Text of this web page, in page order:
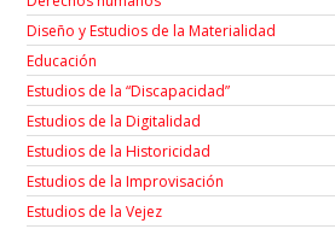
Diseño y Estudios de la Materialidad
Educación
Estudios de la “Discapacidad”
Estudios de la Digitalidad
Estudios de la Historicidad
Estudios de la Improvisación
Estudios de la Vejez